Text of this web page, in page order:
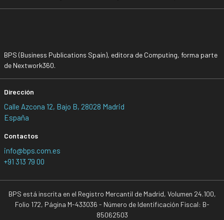
BPS (Business Publications Spain), editora de Computing, forma parte
de Nextwork360.
Dirección
Calle Azcona 12, Bajo B, 28028 Madrid
España
Contactos
info@bps.com.es
+91 313 79 00
BPS está inscrita en el Registro Mercantil de Madrid, Volumen 24.100,
Folio 172, Página M-433036 - Número de Identificación Fiscal: B-
85062503